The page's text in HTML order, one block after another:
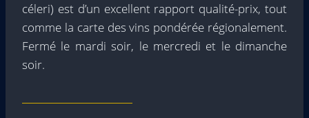
céleri) est d’un excellent rapport qualité-prix, tout
comme la carte des vins pondérée régionalement.
Fermé le mardi soir, le mercredi et le dimanche
soir.